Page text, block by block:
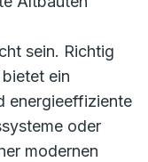
sein. Richtig
ein
energieeffiziente
oder
modernen